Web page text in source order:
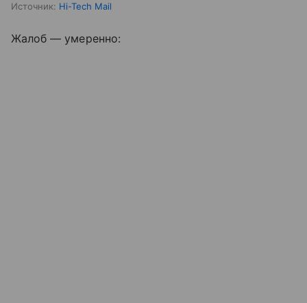
Источник: Hi-Tech Mail
Жалоб — умеренно: